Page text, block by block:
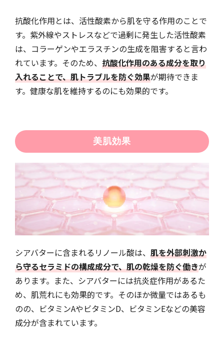
抗酸化作用とは、活性酸素から肌を守る作用のことで
す。紫外線やストレスなどで過剰に発生した活性酸素
は、コラーゲンやエラスチンの生成を阻害すると言わ
れています。そのため、 抗酸化作用のある成分を取り
入れることで、肌トラブルを防ぐ効果が期待できま
す。健康な肌を維持するのにも効果的です。
美肌効果
シアバターに含まれるリノール酸は、 肌を外部刺激か
ら守るセラミドの構成成分で、肌の乾燥を防ぐ働きが
あります。また、シアバターには抗炎症作用があるた
め、肌荒れにも効果的です。そのほか微量ではあるも
のの、ビタミンAやビタミンD、ビタミンEなどの美容
成分が含まれています。